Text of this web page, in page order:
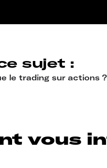
sujet :
vous